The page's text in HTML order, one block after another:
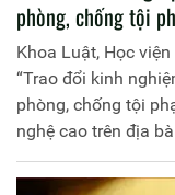
phòng, chống tội
Công nghệ cao
học viên hệ đại
an nhân dân”
Khoa Luật, Học
“Trao đổi kinh
phòng, chống tội
nghệ cao trên địa
hệ đại học chính
dân”